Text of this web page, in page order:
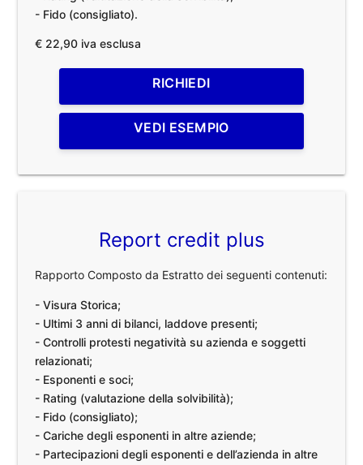
- Fido (consigliato).
€ 22,90 iva esclusa
RICHIEDI
VEDI ESEMPIO
Report credit plus
Rapporto Composto da Estratto dei seguenti contenuti:
- Visura Storica;
- Ultimi 3 anni di bilanci, laddove presenti;
- Controlli protesti negatività su azienda e soggetti
relazionati;
- Esponenti e soci;
- Rating (valutazione della solvibilità);
- Fido (consigliato);
- Cariche degli esponenti in altre aziende;
- Partecipazioni degli esponenti e dell’azienda in altre